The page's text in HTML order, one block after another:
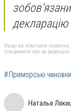
Якщо ви помітили помилку,
повідомити про це редакцію
#Приморські
Наталья